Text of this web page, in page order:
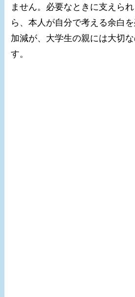
ません。必要なときに支えら
ら、本人が自分で考える余白
加減が、大学生の親には大切
す。